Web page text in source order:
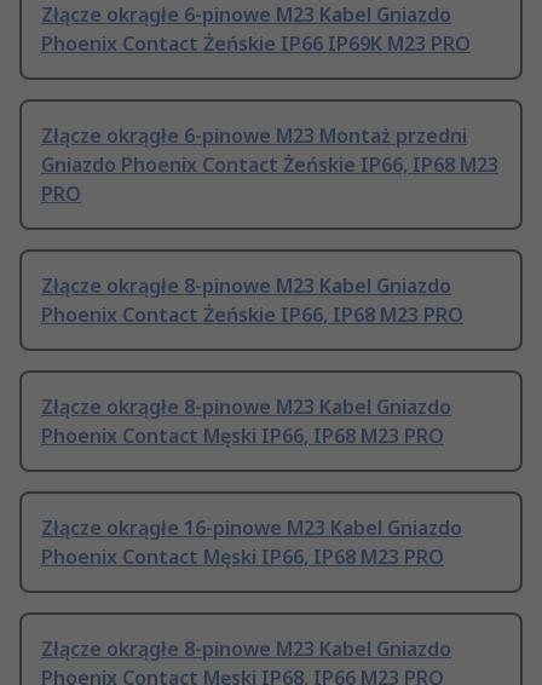
Złącze okrągłe 6-pinowe M23 Kabel Gniazdo
Phoenix Contact Żeńskie IP66 IP69K M23 PRO
Złącze okrągłe 6-pinowe M23 Montaż przedni
Gniazdo Phoenix Contact Żeńskie IP66, IP68 M23
PRO
Złącze okrągłe 8-pinowe M23 Kabel Gniazdo
Phoenix Contact Żeńskie IP66, IP68 M23 PRO
Złącze okrągłe 8-pinowe M23 Kabel Gniazdo
Phoenix Contact Męski IP66, IP68 M23 PRO
Złącze okrągłe 16-pinowe M23 Kabel Gniazdo
Phoenix Contact Męski IP66, IP68 M23 PRO
Złącze okrągłe 8-pinowe M23 Kabel Gniazdo
Phoenix Contact Męski IP68, IP66 M23 PRO